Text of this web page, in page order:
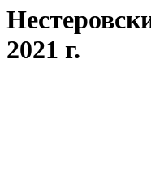
2021 г.